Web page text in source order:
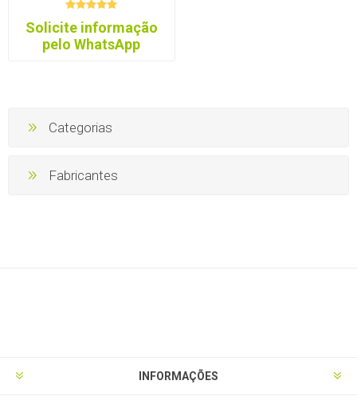
Solicite informação
pelo WhatsApp
Categorias
Fabricantes
INFORMAÇÕES